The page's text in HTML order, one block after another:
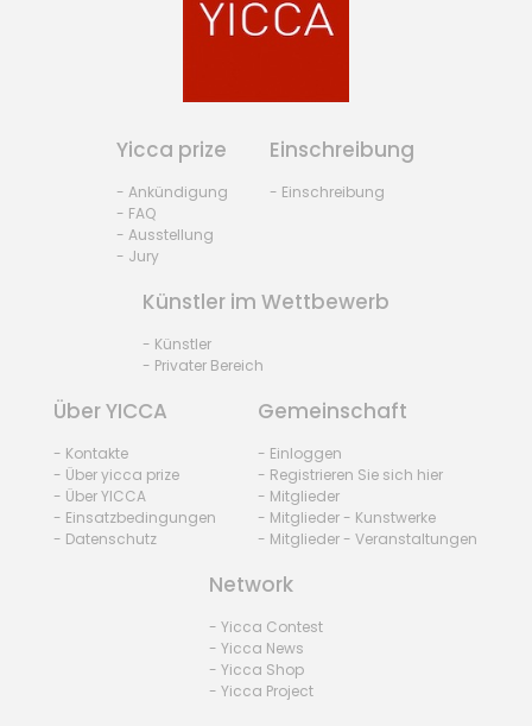
Yicca prize
- Ankündigung
- FAQ
- Ausstellung
- Jury
Einschreibung
- Einschreibung
Künstler im Wettbewerb
- Künstler
- Privater Bereich
Über YICCA
- Kontakte
- Über yicca prize
- Über YICCA
- Einsatzbedingungen
- Datenschutz
Gemeinschaft
- Einloggen
- Registrieren Sie sich hier
- Mitglieder
- Mitglieder - Kunstwerke
- Mitglieder - Veranstaltungen
Network
- Yicca Contest
- Yicca News
- Yicca Shop
- Yicca Project